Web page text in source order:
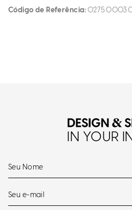
Código de Referência
IN YOUR